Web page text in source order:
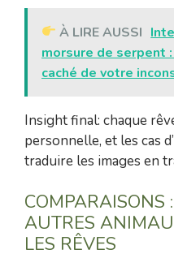
À LIRE AUSSI
morsure de serpent
caché de votre
Insight final: chaque
personnelle, et les cas
traduire les images en
COMPARAISONS
AUTRES
LES RÊVES